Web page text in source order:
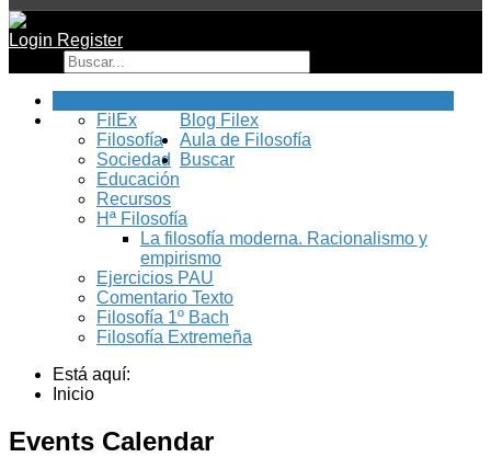
Login Register
Blog Filex
FilEx
Filosofía
Sociedad
Educación
Recursos
Aula de Filosofía
Hª Filosofía
La filosofía moderna. Racionalismo y
empirismo
Ejercicios PAU
Comentario Texto
Filosofía 1º Bach
Filosofía Extremeña
Buscar
Está aquí:
Inicio
Events Calendar